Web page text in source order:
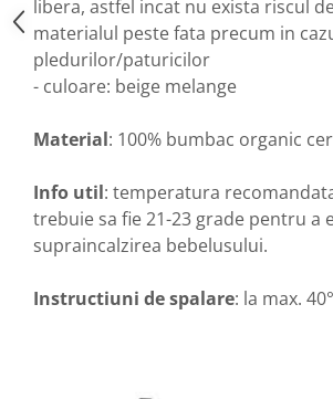
libera, astfel incat nu exista riscul
materialul peste fata precum in
pledurilor/paturicilor
- culoare: beige melange
Material: 100% bumbac organic
Info util: temperatura
trebuie sa fie 21-23 grade pentru a
supraincalzirea bebelusului.
Instructiuni de spalare: la max.